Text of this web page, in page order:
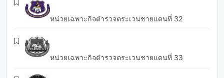
หน่วยเฉพาะกิจตำรวจตระเวนชายแดนที่ 32
หน่วยเฉพาะกิจตำรวจตระเวนชายแดนที่ 33